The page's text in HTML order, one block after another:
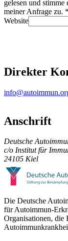
gelesen und
meiner Anfrage zu. *
Website
Direkter
Anschrift
Deutsche
c/o Institut für
24105 Kiel
Die Deutsche
für Autoimmun-
Organisationen, die